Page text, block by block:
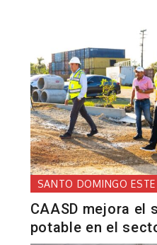
SANTO DOMINGO ESTE
CAASD mejora el
potable en el